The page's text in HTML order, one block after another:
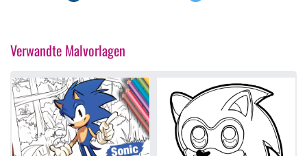
Verwandte Malvorlagen